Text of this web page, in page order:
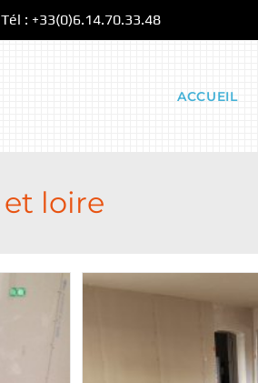
: +33(0)6.14.70.33.48
ACCUEIL
loire